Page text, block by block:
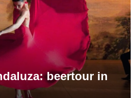
beertour in